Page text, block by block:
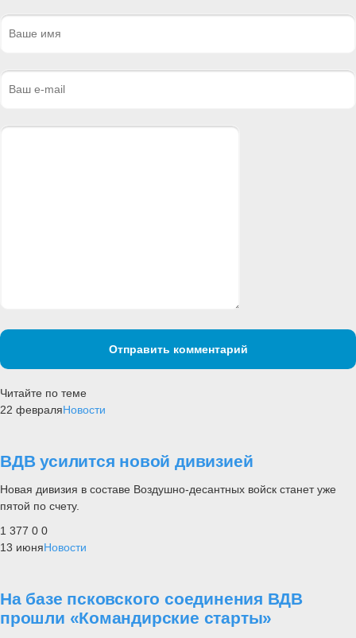
Отправить комментарий
Читайте по теме
22 февраляНовости
ВДВ усилится новой дивизией
Новая дивизия в составе Воздушно-десантных войск станет уже
пятой по счету.
1 377 0 0
13 июняНовости
На базе псковского соединения ВДВ
прошли «Командирские старты»